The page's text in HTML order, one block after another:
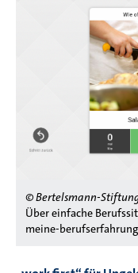
© Bertelsmann-
Über einfache
meine-